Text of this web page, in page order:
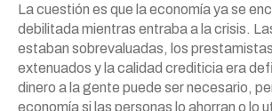
La cuestión es que la economía ya se
debilitada mientras entraba a la crisis.
estaban sobrevaluadas, los
extenuados y la calidad crediticia era
dinero a la gente puede ser necesario,
economía si las personas lo ahorran o lo